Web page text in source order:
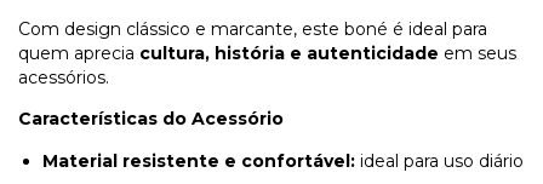
Com design clássico e marcante, este boné é ideal para
quem aprecia cultura, história e autenticidade em seus
acessórios.
Características do Acessório
Material resistente e confortável: ideal para uso diário